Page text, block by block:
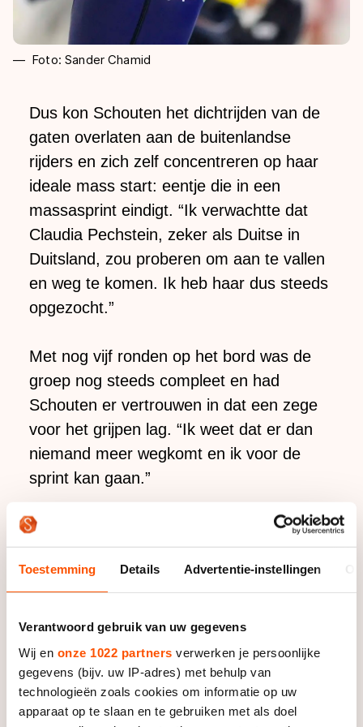
Toestemming Details Advertentie-instellingen
Verantwoord gebruik van uw gegevens
Wij en onze 1022 partners verwerken je persoonlijke
gegevens (bijv. uw IP-adres) met behulp van
technologieën zoals cookies om informatie op uw
apparaat op te slaan en te gebruiken met als doel
Foto: Sander Chamid
Dus kon Schouten het dichtrijden van de
gaten overlaten aan de buitenlandse
rijders en zich zelf concentreren op haar
ideale mass start: eentje die in een
massasprint eindigt. “Ik verwachtte dat
Claudia Pechstein, zeker als Duitse in
Duitsland, zou proberen om aan te vallen
en weg te komen. Ik heb haar dus steeds
opgezocht.”
Met nog vijf ronden op het bord was de
groep nog steeds compleet en had
Schouten er vertrouwen in dat een zege
voor het grijpen lag. “Ik weet dat er dan
niemand meer wegkomt en ik voor de
sprint kan gaan.”
Na een derde plek in Obihiro en een
tweede plaats in Seoul kon de rijdster van
het New Balance schaatsteam in Berlijn
“Ik was er elke keer dichtbij. In Obihiro
maakte ik een misser en in Seoul won ik
wel de sprint, maar was er eentje weg.”
Met die tweede en derde plaats had